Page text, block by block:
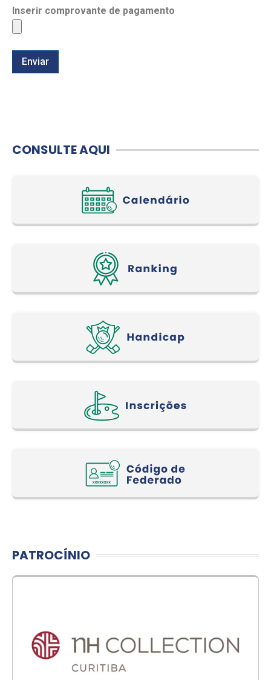
Inserir comprovante de pagamento
Enviar
CONSULTE AQUI
PATROCÍNIO